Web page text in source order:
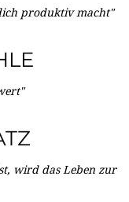
produktiv macht"
wird das Leben zur